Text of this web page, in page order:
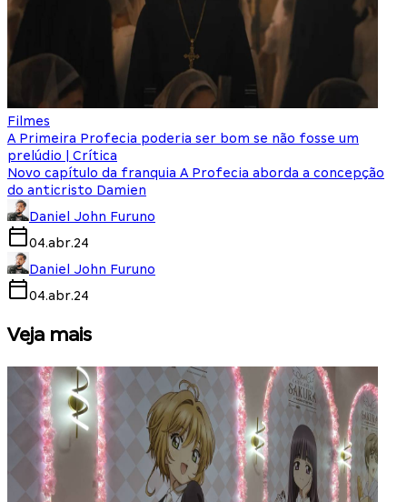
Filmes
A Primeira Profecia poderia ser bom se não fosse um
prelúdio | Crítica
Novo capítulo da franquia A Profecia aborda a concepção
do anticristo Damien
Daniel John Furuno
04.abr.24
Daniel John Furuno
04.abr.24
Veja mais